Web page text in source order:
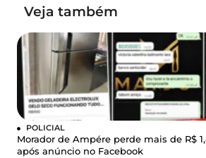
Veja também
POLICIAL
Morador de Ampére perde mais de R$
após anúncio no Facebook